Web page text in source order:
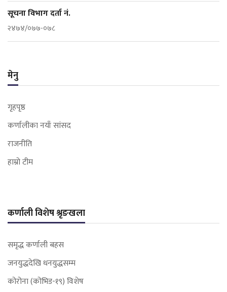
सूचना विभाग दर्ता नं.
२४७४/०७७-०७८
मेनु
गृहपृष्ठ
कर्णालीका नयाँ सांसद
राजनीति
हाम्रो टीम
कर्णाली विशेष श्रृङखला
समृद्ध कर्णाली बहस
जनयुद्धदेखि धनयुद्धसम्म
कोरोना (कोभिड-१९) विशेष